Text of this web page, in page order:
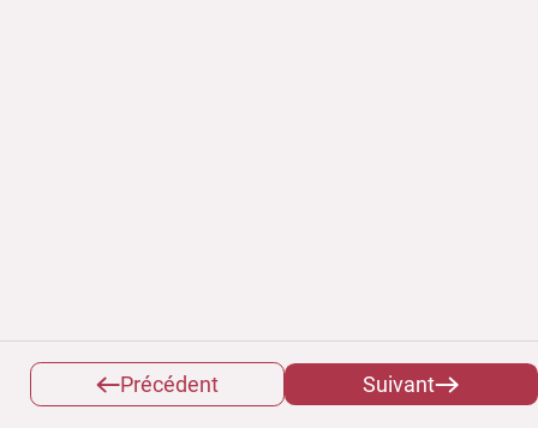
Précédent Suivant